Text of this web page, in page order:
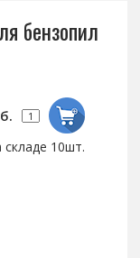
бензопил
10шт.